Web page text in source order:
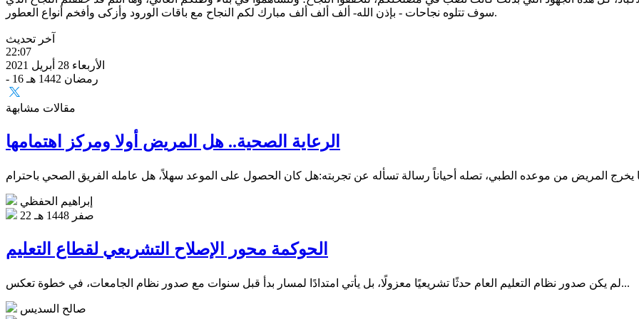
سوف تتلوه نجاحات - بإذن الله- ألف ألف ألف مبارك لكم النجاح مع باقات الورود وأزكى وأفخم أنواع العطور.
آخر تحديث
22:07
الأربعاء 28 أبريل 2021
- 16 رمضان 1442 هـ
مقالات مشابهة
الرعاية الصحية.. هل المريض أولا ومركز اهتمامها
إبراهيم الحفظي
22 صفر 1448 هـ
الحوكمة محور الإصلاح التشريعي لقطاع التعليم
لم يكن صدور نظام التعليم العام حدثًا تشريعيًا معزولًا، بل يأتي امتدادًا لمسار بدأ قبل سنوات مع صدور نظام الجامعات، في خطوة تعكس...
صالح السديس